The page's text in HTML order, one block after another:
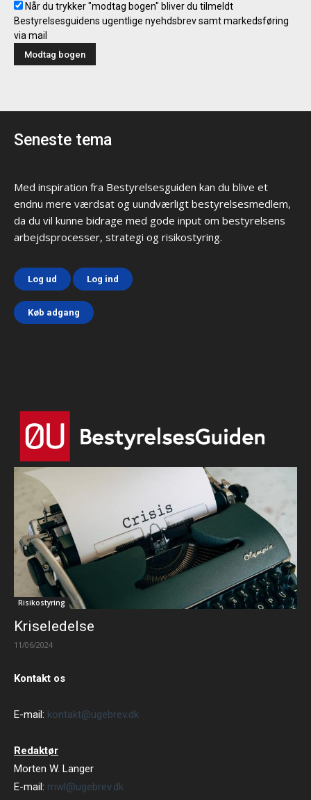
Når du trykker "modtag bogen" bliver du tilmeldt
Bestyrelsesguidens ugentlige nyehdsbrev samt markedsføring
via mail
Seneste tema
Med inspiration fra Bestyrelsesguiden kan du blive et
endnu mere værdsat og uundværligt bestyrelsesmedlem,
da du vil kunne bidrage med gode input om bestyrelsens
arbejdsprocesser, strategi og risikostyring.
Log ud Log ind
Køb adgang
Risikostyring
Kriseledelse
11/06/2024
Kontakt os
E-mail: kontakt@ugebrev.dk
Redaktør
Morten W. Langer
E-mail: mwl@ugebrev.dk